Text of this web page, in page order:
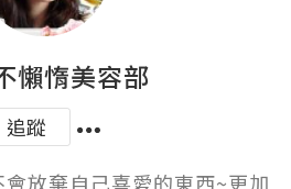
懶惰美容部
追蹤
放棄自己喜愛的東西~更加